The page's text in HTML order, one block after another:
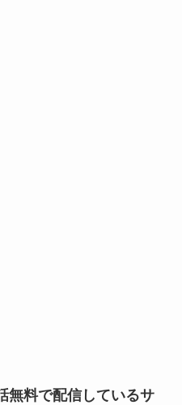
無料で配信しているサ